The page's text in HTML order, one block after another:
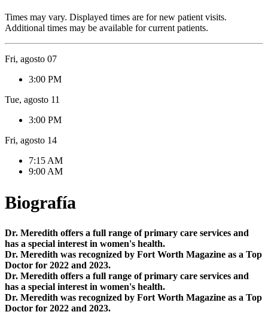
Times may vary. Displayed times are for new patient visits.
Additional times may be available for current patients.
Fri, agosto 07
3:00 PM
Tue, agosto 11
3:00 PM
Fri, agosto 14
7:15 AM
9:00 AM
Biografía
Dr. Meredith offers a full range of primary care services and
has a special interest in women's health.
Dr. Meredith was recognized by Fort Worth Magazine as a Top
Doctor for 2022 and 2023.
Dr. Meredith offers a full range of primary care services and
has a special interest in women's health.
Dr. Meredith was recognized by Fort Worth Magazine as a Top
Doctor for 2022 and 2023.